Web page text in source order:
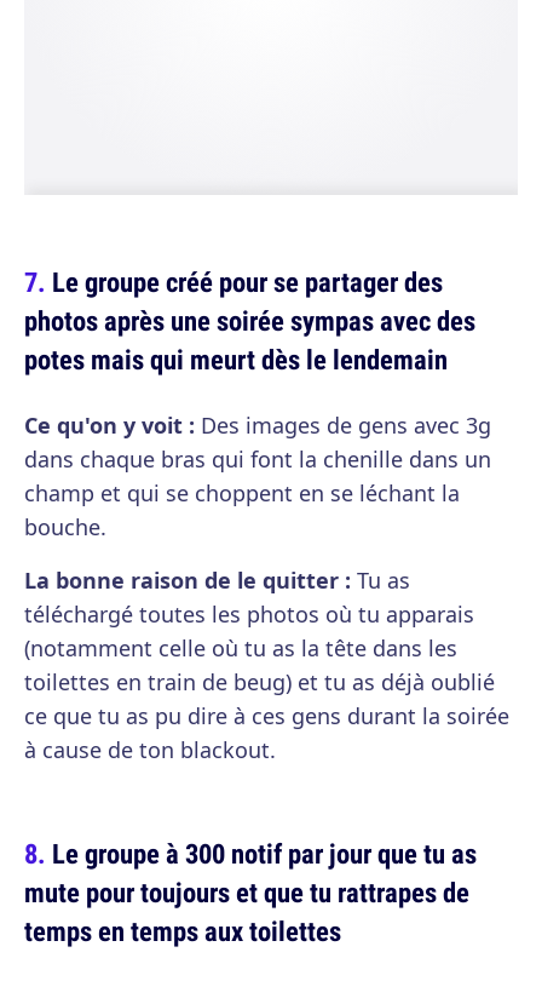
Le groupe créé pour se partager des
photos après une soirée sympas avec des
potes mais qui meurt dès le lendemain
Ce qu'on y voit : Des images de gens avec 3g
dans chaque bras qui font la chenille dans un
champ et qui se choppent en se léchant la
bouche.
La bonne raison de le quitter : Tu as
téléchargé toutes les photos où tu apparais
(notamment celle où tu as la tête dans les
toilettes en train de beug) et tu as déjà oublié
ce que tu as pu dire à ces gens durant la soirée
à cause de ton blackout.
Le groupe à 300 notif par jour que tu as
mute pour toujours et que tu rattrapes de
temps en temps aux toilettes